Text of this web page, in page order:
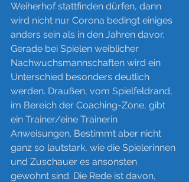
Weiherhof stattfinden dürfen, dann
wird nicht nur Corona bedingt einiges
anders sein als in den Jahren davor.
Gerade bei Spielen weiblicher
Nachwuchsmannschaften wird ein
Unterschied besonders deutlich
werden. Draußen, vom Spielfeldrand,
im Bereich der Coaching-Zone, gibt
ein Trainer/eine Trainerin
Anweisungen. Bestimmt aber nicht
ganz so lautstark, wie die Spielerinnen
und Zuschauer es ansonsten
gewohnt sind. Die Rede ist davon,